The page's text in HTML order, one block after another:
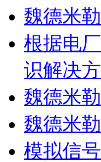
魏德米
根据电
识解决
魏德米
魏德米
模拟信